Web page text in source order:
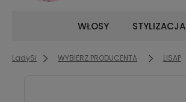
WŁOSY STYLIZACJA
LadySi WYBIERZ PRODUCENTA LISAP